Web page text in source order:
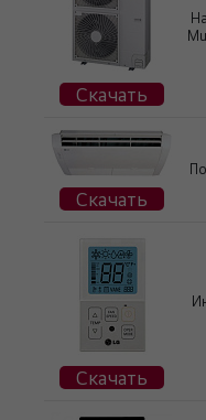
Скачать
Скачать
Скачать